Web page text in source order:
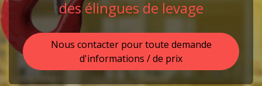
des élingues de levage
Nous contacter pour toute demande
d'informations / de prix